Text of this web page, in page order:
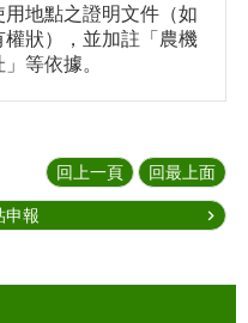
用地點之證明文件（如
權狀），並加註「農機
等依據。
回上一頁 回最上面
申報